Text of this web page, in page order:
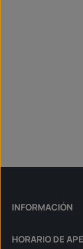
INFORMACIÓN
HORARIO DE